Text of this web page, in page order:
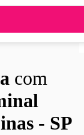
com
- SP